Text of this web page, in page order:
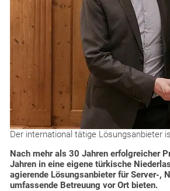
Der international tätige Lösungsanbieter
Nach mehr als 30 Jahren erfolgreicher
Jahren in eine eigene türkische
agierende Lösungsanbieter für Server-,
umfassende Betreuung vor Ort bieten.